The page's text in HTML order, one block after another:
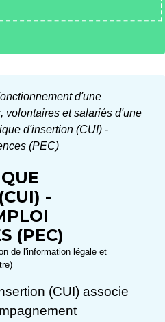
d'une
volontaires et salariés d'une
d'insertion (CUI) -
(PEC)
-
(PEC)
de l'information légale et
(CUI) associe